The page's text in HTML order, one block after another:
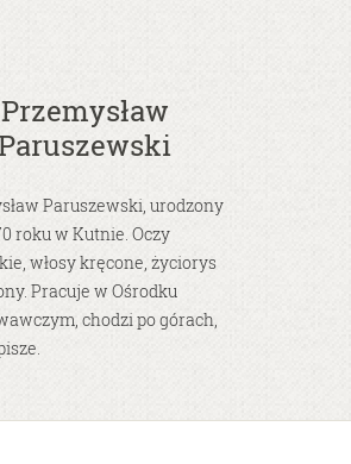
Przemysław
Paruszewski, urodzony
roku w Kutnie. Oczy
włosy kręcone, życiorys
Pracuje w Ośrodku
chodzi po górach,